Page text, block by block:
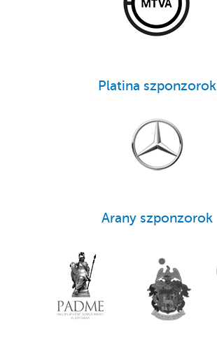
Platina szponzorok
Arany szponzorok